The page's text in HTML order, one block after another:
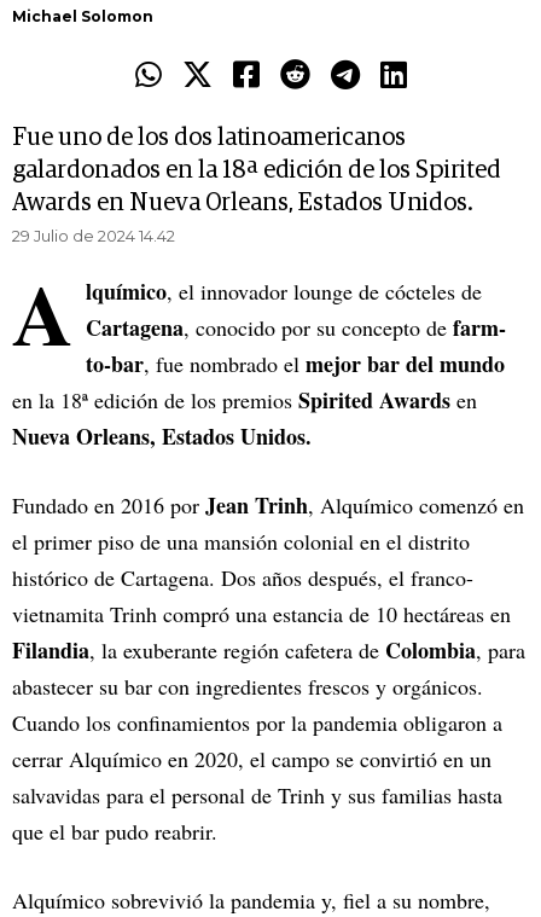
Michael Solomon
Fue uno de los dos latinoamericanos
galardonados en la 18ª edición de los Spirited
Awards en Nueva Orleans, Estados Unidos.
29 Julio de 2024 14.42
A lquímico, el innovador lounge de cócteles de
Cartagena, conocido por su concepto de farm-
to-bar, fue nombrado el mejor bar del mundo
en la 18ª edición de los premios Spirited Awards en
Nueva Orleans, Estados Unidos.
Fundado en 2016 por Jean Trinh, Alquímico comenzó en
el primer piso de una mansión colonial en el distrito
histórico de Cartagena. Dos años después, el franco-
vietnamita Trinh compró una estancia de 10 hectáreas en
Filandia, la exuberante región cafetera de Colombia, para
abastecer su bar con ingredientes frescos y orgánicos.
Cuando los confinamientos por la pandemia obligaron a
cerrar Alquímico en 2020, el campo se convirtió en un
salvavidas para el personal de Trinh y sus familias hasta
que el bar pudo reabrir.
Alquímico sobrevivió la pandemia y, fiel a su nombre,